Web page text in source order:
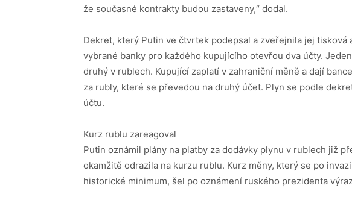
že současné kontrakty budou zastaveny,“ dodal.
Dekret, který Putin ve čtvrtek podepsal a zveřejnila jej tisková
vybrané banky pro každého kupujícího otevřou dva účty.
druhý v rublech. Kupující zaplatí v zahraniční měně a dají
za rubly, které se převedou na druhý účet. Plyn se podle
účtu.
Kurz rublu zareagoval
Putin oznámil plány na platby za dodávky plynu v rublech již
okamžitě odrazila na kurzu rublu. Kurz měny, který se po
historické minimum, šel po oznámení ruského prezidenta